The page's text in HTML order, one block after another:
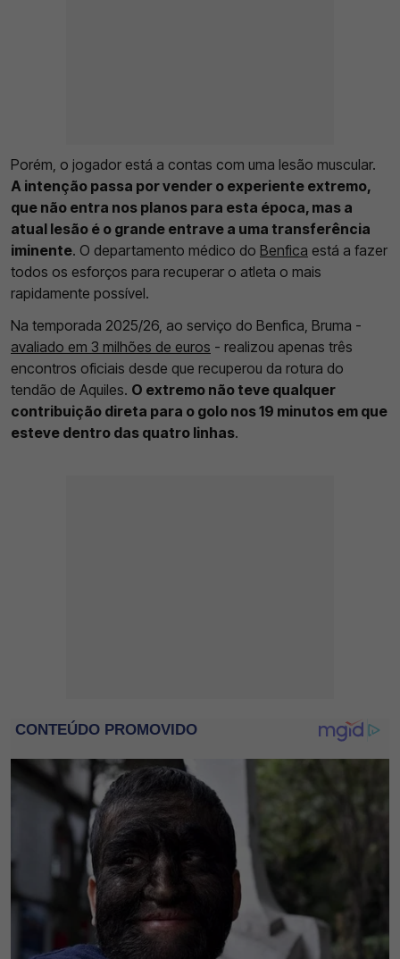
Porém, o jogador está a contas com uma lesão muscular.
A intenção passa por vender o experiente extremo,
que não entra nos planos para esta época, mas a
atual lesão é o grande entrave a uma transferência
iminente. O departamento médico do Benfica está a fazer
todos os esforços para recuperar o atleta o mais
rapidamente possível.
Na temporada 2025/26, ao serviço do Benfica, Bruma -
avaliado em 3 milhões de euros - realizou apenas três
encontros oficiais desde que recuperou da rotura do
tendão de Aquiles. O extremo não teve qualquer
contribuição direta para o golo nos 19 minutos em que
esteve dentro das quatro linhas.